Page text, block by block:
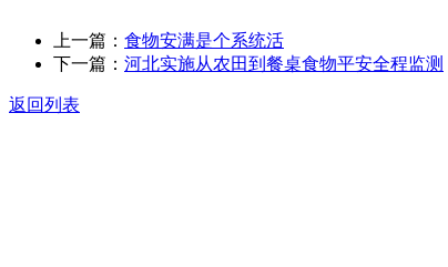
上一篇： 食物安满是个系统活
下一篇： 河北实施从农田到餐桌食物平安全程监测
返回列表